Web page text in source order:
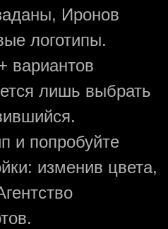
Иронов
логотипы.
вариантов
лишь выбрать
и попробуйте
изменив цвета,